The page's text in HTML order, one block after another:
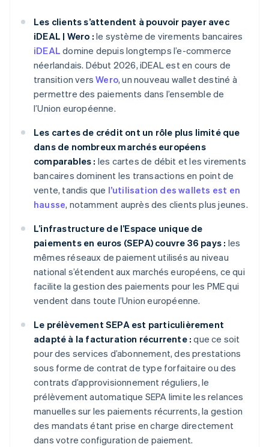
Les clients s’attendent à pouvoir payer avec
iDEAL | Wero : le système de virements bancaires
iDEAL domine depuis longtemps l’e-commerce
néerlandais. Début 2026, iDEAL est en cours de
transition versWero, un nouveau wallet destiné à
permettre des paiements dans l’ensemble de
l’Union européenne.
Les cartes de crédit ont un rôle plus limité que
dans de nombreux marchés européens
comparables : les cartes de débit et les virements
bancaires dominent les transactions en point de
vente, tandis que l’utilisation des wallets est en
hausse, notamment auprès des clients plus jeunes.
L’infrastructure de l’Espace unique de
paiements en euros (SEPA) couvre 36 pays : les
mêmes réseaux de paiement utilisés au niveau
national s’étendent aux marchés européens, ce qui
facilite la gestion des paiements pour les PME qui
vendent dans toute l’Union européenne.
Le prélèvement SEPA est particulièrement
adapté à la facturation récurrente : que ce soit
pour des services d’abonnement, des prestations
sous forme de contrat de type forfaitaire ou des
contrats d’approvisionnement réguliers, le
prélèvement automatique SEPA limite les relances
manuelles sur les paiements récurrents, la gestion
des mandats étant prise en charge directement
dans votre configuration de paiement.